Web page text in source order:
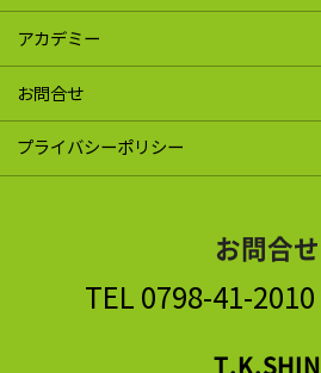
アカデミー
お問合せ
プライバシーポリシー
お問合せ
TEL 0798-41-2010
T.K.SHIN